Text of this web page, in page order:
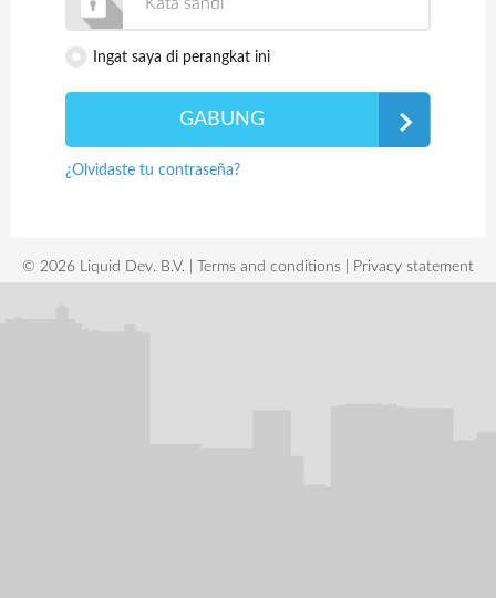
Ingat saya di perangkat ini
¿Olvidaste tu contraseña?
© 2026 Liquid Dev. B.V. | Terms and conditions Privacy statement